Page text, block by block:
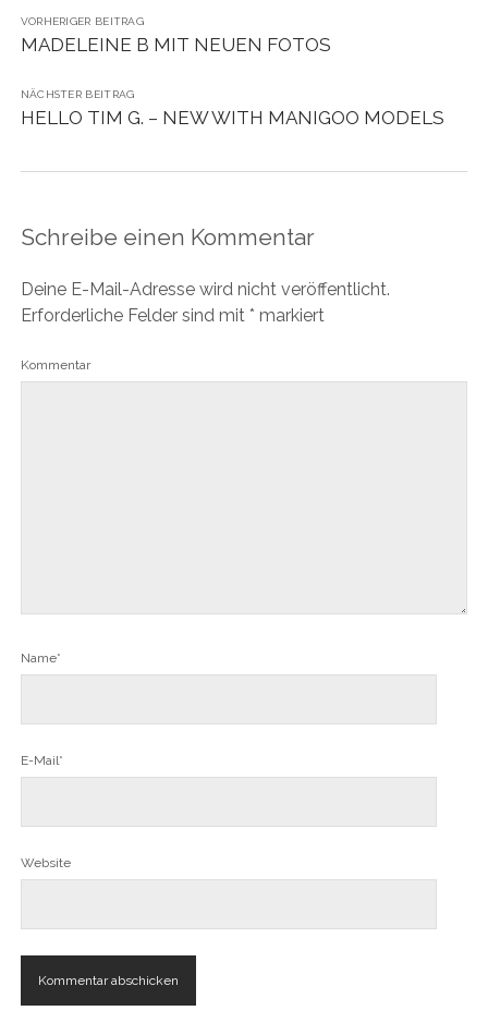
VORHERIGER BEITRAG
MADELEINE B MIT NEUEN FOTOS
NÄCHSTER BEITRAG
HELLO TIM G. – NEW WITH MANIGOO MODELS
Schreibe einen Kommentar
Deine E-Mail-Adresse wird nicht veröffentlicht.
Erforderliche Felder sind mit * markiert
Kommentar
Name*
E-Mail*
Website